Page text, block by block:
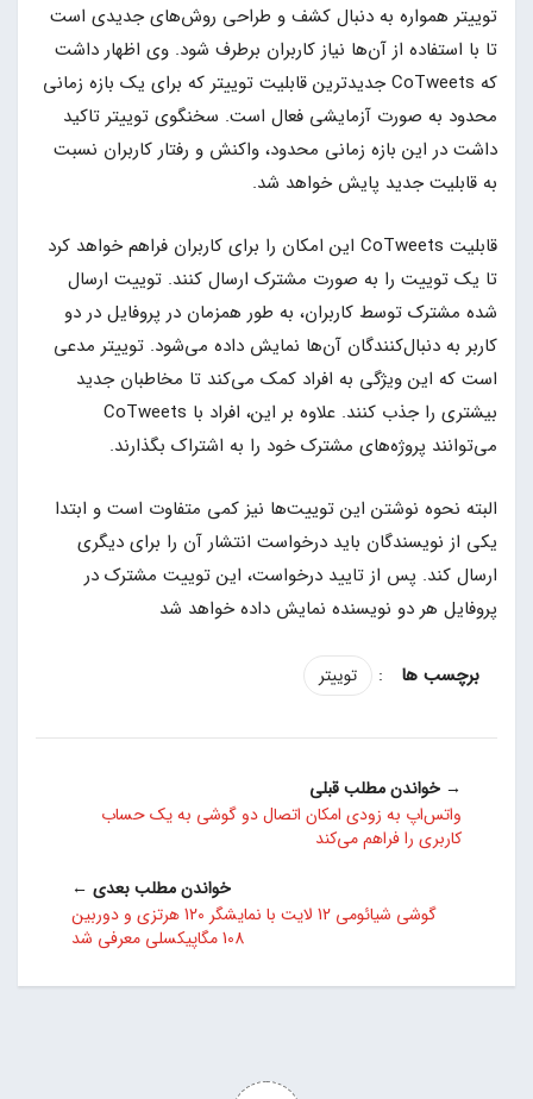
توییتر همواره به دنبال کشف و طراحی روش‌های جدیدی است
تا با استفاده از آن‌ها نیاز کاربران برطرف شود. وی اظهار داشت
که CoTweets جدیدترین قابلیت توییتر که برای یک بازه زمانی
محدود به صورت آزمایشی فعال است. سخنگوی توییتر تاکید
داشت در این بازه زمانی محدود، واکنش و رفتار کاربران نسبت
به قابلیت جدید پایش خواهد شد.
قابلیت CoTweets این امکان را برای کاربران فراهم خواهد کرد
تا یک توییت را به صورت مشترک ارسال کنند. توییت ارسال
شده مشترک توسط کاربران، به طور همزمان در پروفایل در دو
کاربر به دنبال‌کنندگان آن‌ها نمایش داده می‌شود. توییتر مدعی
است که این ویژگی به افراد کمک می‌کند تا مخاطبان جدید
بیشتری را جذب کنند. علاوه بر این، افراد با CoTweets
می‌توانند پروژه‌های مشترک خود را به اشتراک بگذارند.
البته نحوه نوشتن این توییت‌ها نیز کمی متفاوت است و ابتدا
یکی از نویسندگان باید درخواست انتشار آن را برای دیگری
ارسال کند. پس از تایید درخواست، این توییت مشترک در
پروفایل هر دو نویسنده نمایش داده خواهد شد
: توییتر
→ خواندن مطلب قبلی
واتس‌اپ به زودی امکان اتصال دو گوشی به یک حساب
کاربری را فراهم می‌کند
خواندن مطلب بعدی ←
گوشی شیائومی 12 لایت با نمایشگر 120 هرتزی و دوربین
108 مگاپیکسلی معرفی شد